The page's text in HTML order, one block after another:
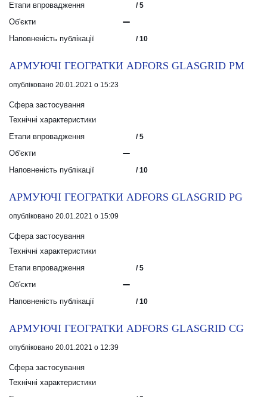
Етапи впровадження
/ 5
Об'єкти
Наповненість публікації
/ 10
АРМУЮЧІ ГЕОГРАТКИ ADFORS GLASGRID PM
опубліковано 20.01.2021 о 15:23
Сфера застосування
Технічні характеристики
Етапи впровадження
/ 5
Об'єкти
Наповненість публікації
/ 10
АРМУЮЧІ ГЕОГРАТКИ ADFORS GLASGRID PG
опубліковано 20.01.2021 о 15:09
Сфера застосування
Технічні характеристики
Етапи впровадження
/ 5
Об'єкти
Наповненість публікації
/ 10
АРМУЮЧІ ГЕОГРАТКИ ADFORS GLASGRID CG
опубліковано 20.01.2021 о 12:39
Сфера застосування
Технічні характеристики